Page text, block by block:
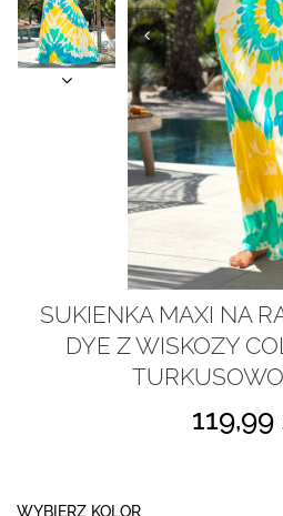
SUKIENKA MAXI NA
DYE Z WISKOZY
119,99
WYBIERZ KOLOR